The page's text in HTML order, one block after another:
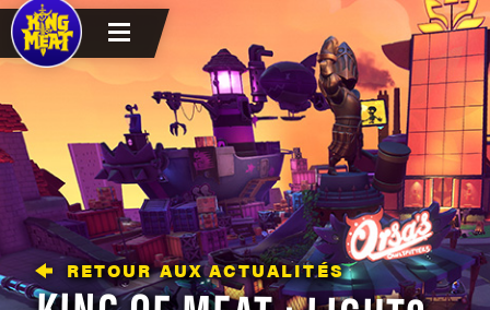
RETOUR AUX ACTUALITÉS